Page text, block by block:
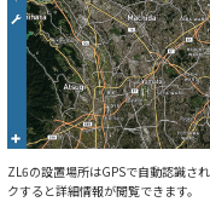
ZL6の設置場所はGPSで自動認識さ
クすると詳細情報が閲覧できます。